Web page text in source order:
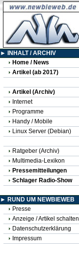
► INHALT / ARCHIV
Home / News
Artikel (ab 2017)
Artikel (Archiv)
Internet
Programme
Handy / Mobile
Linux Server (Debian)
Ratgeber (Archiv)
Multimedia-Lexikon
Pressemitteilungen
Schlager Radio-Show
► RUND UM NEWBIEWEB
Presse
Anzeige / Artikel schalten
Datenschutzerklärung
Impressum